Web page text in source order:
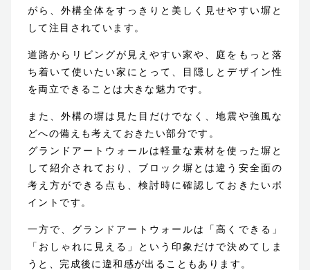
ホーム
お客様に選ばれる理由
ご依頼の流れ
保証について
ガーデンファニチャー
会社概要
がら、外構全体をすっきりと美しく見せやすい塀と
して注目されています。
道路からリビングが見えやすい家や、庭をもっと落
ち着いて使いたい家にとって、目隠しとデザイン性
を両立できることは大きな魅力です。
また、外構の塀は見た目だけでなく、地震や強風な
どへの備えも考えておきたい部分です。
グランドアートウォールは軽量な素材を使った塀と
して紹介されており、ブロック塀とは違う安全面の
考え方ができる点も、検討時に確認しておきたいポ
イントです。
一方で、グランドアートウォールは「高くできる」
「おしゃれに見える」という印象だけで決めてしま
うと、完成後に違和感が出ることもあります。